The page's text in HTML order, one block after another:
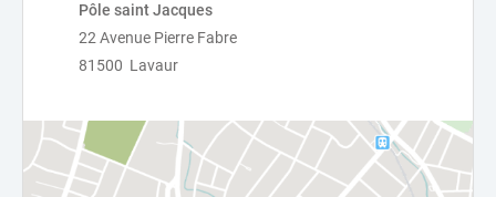
Pôle saint Jacques
22 Avenue Pierre Fabre
81500 Lavaur